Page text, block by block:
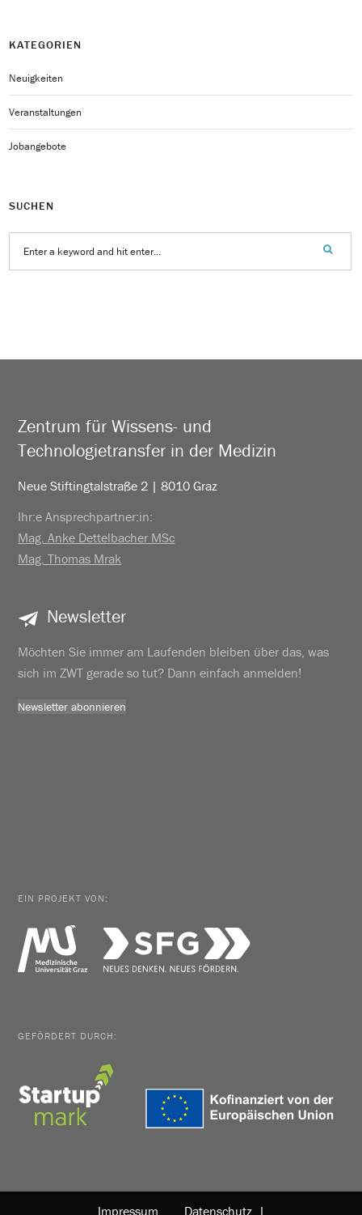
KATEGORIEN
Neuigkeiten
Veranstaltungen
Jobangebote
SUCHEN
Zentrum für Wissens- und
Technologietransfer in der Medizin
Neue Stiftingtalstraße 2 | 8010 Graz
Ihr:e Ansprechpartner:in:
Mag. Anke Dettelbacher MSc
Mag. Thomas Mrak
Newsletter
Möchten Sie immer am Laufenden bleiben über das, was
sich im ZWT gerade so tut? Dann einfach anmelden!
Newsletter abonnieren
EIN PROJEKT VON:
GEFÖRDERT DURCH:
Impressum Datenschutz |